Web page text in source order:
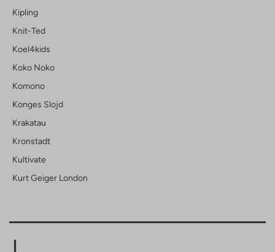
Kipling
Knit-Ted
Koel4kids
Koko Noko
Komono
Konges Slojd
Krakatau
Kronstadt
Kultivate
Kurt Geiger London
L